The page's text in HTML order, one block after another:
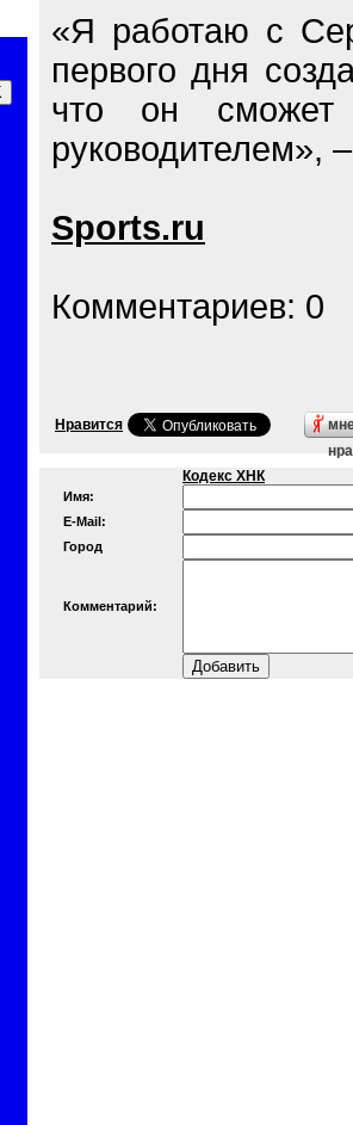
«Я работаю с
первого дня
что он сможет
руководителем»,
Sports.ru
Комментариев: 0
Нравится
Кодекс ХНК
Имя:
E-Mail:
Город
Комментарий: